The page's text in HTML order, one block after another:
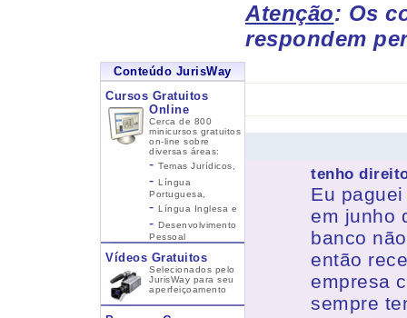
Conteúdo JurisWay
Cursos Gratuitos
Online
Cerca de 800
minicursos gratuitos
on-line sobre
diversas áreas:
- Temas Jurídicos,
- Língua
Portuguesa,
- Língua Inglesa e
- Desenvolvimento
Pessoal
Vídeos Gratuitos
Selecionados pelo
JurisWay para seu
aperfeiçoamento
Atenção: Os
respondem
tenho
Eu
em junho
banco
então
empresa
sempre